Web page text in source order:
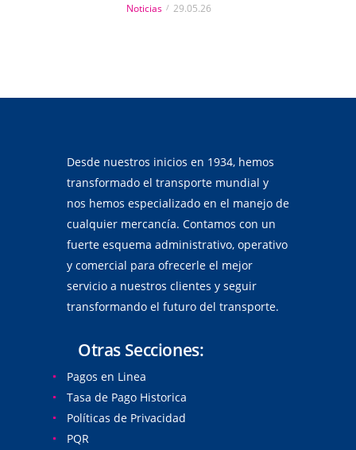
Noticias 29.05.26
Desde nuestros inicios en 1934, hemos
transformado el transporte mundial y
nos hemos especializado en el manejo de
cualquier mercancía. Contamos con un
fuerte esquema administrativo, operativo
y comercial para ofrecerle el mejor
servicio a nuestros clientes y seguir
transformando el futuro del transporte.
Otras Secciones:
Pagos en Linea
Tasa de Pago Historica
Políticas de Privacidad
PQR